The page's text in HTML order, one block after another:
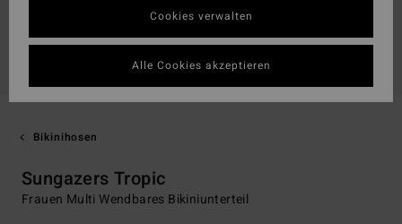
Bikinihosen
Sungazers Tropic
Frauen Multi Wendbares Bikiniunterteil
Cookies verwalten
Alle Cookies akzeptieren